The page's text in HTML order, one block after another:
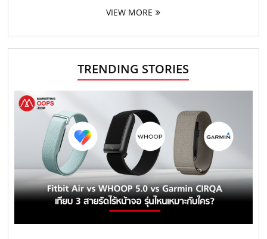
VIEW MORE
TRENDING STORIES